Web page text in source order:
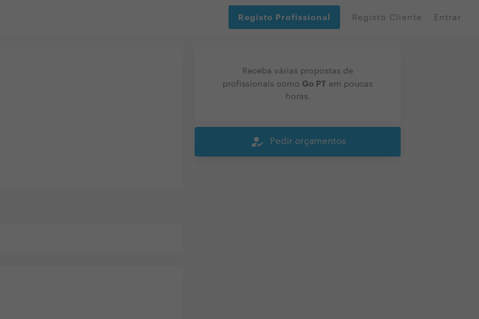
Registo Profissional Registo Cliente Entrar
Receba várias propostas de
profissionais como Go PT em poucas
horas.
how_to_reg Pedir orçamentos